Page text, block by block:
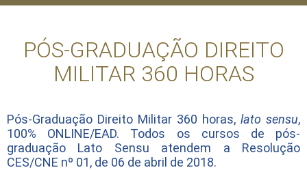
PÓS-GRADUAÇÃO DIREITO
MILITAR 360 HORAS
Pós-Graduação Direito Militar 360 horas, lato sensu,
100% ONLINE/EAD. Todos os cursos de pós-
graduação Lato Sensu atendem a Resolução
CES/CNE nº 01, de 06 de abril de 2018.